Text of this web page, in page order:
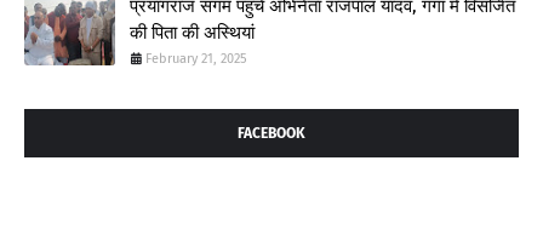
प्रयागराज संगम पहुंचे अभिनेता राजपाल यादव, गंगा में विसर्जित
की पिता की अस्थियां
February 21, 2025
FACEBOOK